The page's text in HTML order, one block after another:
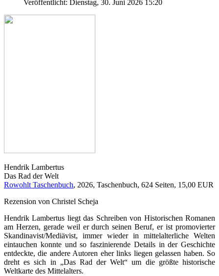
Veröffentlicht: Dienstag, 30. Juni 2026 15:20
Hendrik Lambertus
Das Rad der Welt
Rowohlt Taschenbuch, 2026, Taschenbuch, 624 Seiten, 15,00 EUR
Rezension von Christel Scheja
Hendrik Lambertus liegt das Schreiben von Historischen Romanen
am Herzen, gerade weil er durch seinen Beruf, er ist promovierter
Skandinavist/Mediävist, immer wieder in mittelalterliche Welten
eintauchen konnte und so faszinierende Details in der Geschichte
entdeckte, die andere Autoren eher links liegen gelassen haben. So
dreht es sich in „Das Rad der Welt“ um die größte historische
Weltkarte des Mittelalters.